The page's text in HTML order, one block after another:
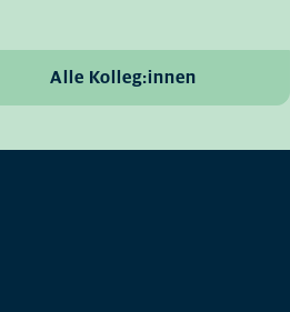
Alle Kolleg:innen